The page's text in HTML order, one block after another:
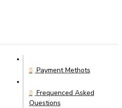
Payment Methots
Frequenced Asked
Questions